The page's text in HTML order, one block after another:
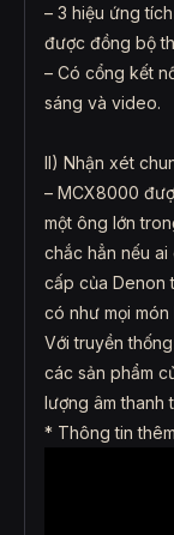
– 3 hiệu ứng
được đồng bộ
– Có cổng kết
sáng và video.
II) Nhận xét
– MCX8000
một ông lớn
chắc hẳn nếu
cấp của Denon
có như mọi
Với truyền
các sản phẩm
lượng âm thanh
* Thông tin